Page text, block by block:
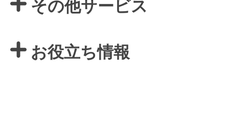
その他サービス
お役立ち情報